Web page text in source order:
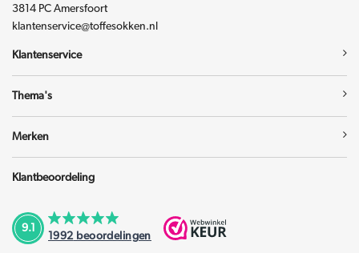
3814 PC Amersfoort
klantenservice@toffesokken.nl
Klantenservice
Thema's
Merken
Klantbeoordeling
9.1
1992beoordelingen